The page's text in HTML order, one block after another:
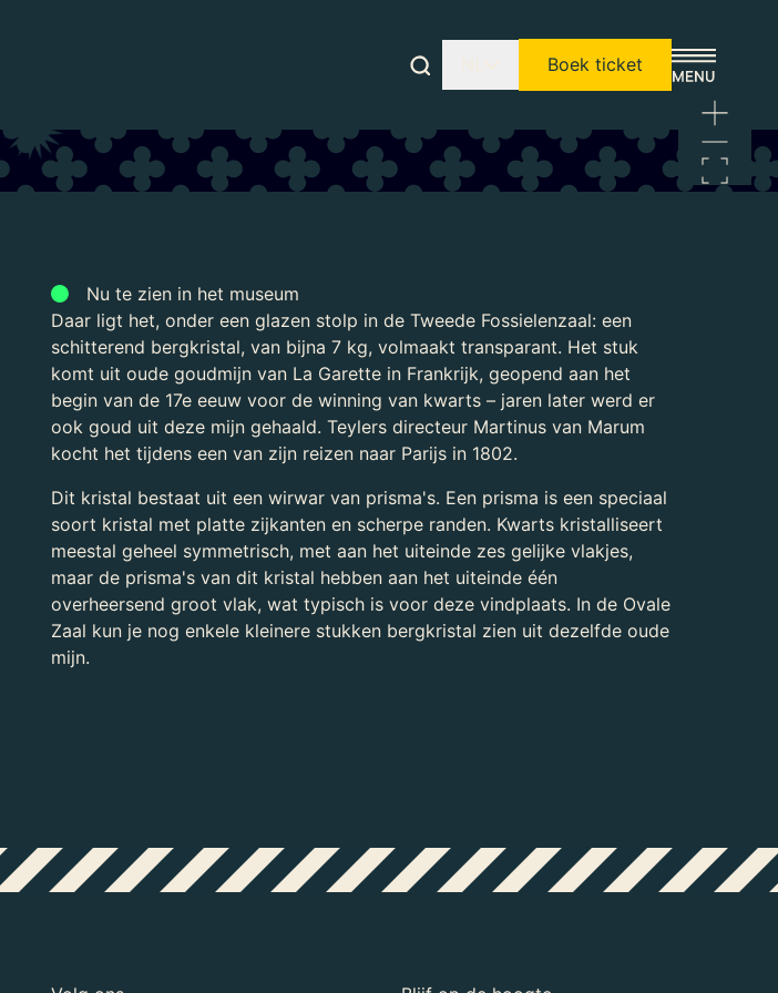
Boek ticket
Laden...
Nu te zien in het museum
Daar ligt het, onder een glazen stolp in de Tweede Fossielenzaal: een
schitterend bergkristal, van bijna 7 kg, volmaakt transparant. Het stuk
komt uit oude goudmijn van La Garette in Frankrijk, geopend aan het
begin van de 17e eeuw voor de winning van kwarts – jaren later werd er
ook goud uit deze mijn gehaald. Teylers directeur Martinus van Marum
kocht het tijdens een van zijn reizen naar Parijs in 1802.
Dit kristal bestaat uit een wirwar van prisma's. Een prisma is een speciaal
soort kristal met platte zijkanten en scherpe randen. Kwarts kristalliseert
meestal geheel symmetrisch, met aan het uiteinde zes gelijke vlakjes,
maar de prisma's van dit kristal hebben aan het uiteinde één
overheersend groot vlak, wat typisch is voor deze vindplaats. In de Ovale
Zaal kun je nog enkele kleinere stukken bergkristal zien uit dezelfde oude
mijn.